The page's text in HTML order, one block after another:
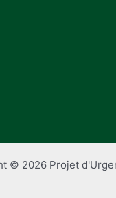
© 2026 Projet